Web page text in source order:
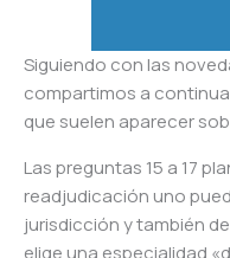
Siguiendo con las
compartimos a
que suelen aparecer
Las preguntas 15 a 17
readjudicación uno
jurisdicción y también
elige una especialidad